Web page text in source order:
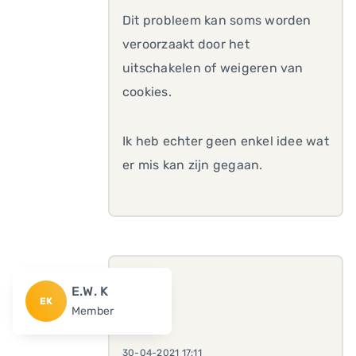
Dit probleem kan soms worden
veroorzaakt door het
uitschakelen of weigeren van
cookies.
Ik heb echter geen enkel idee wat
er mis kan zijn gegaan.
EK
E.W. K
Member
30-04-2021 17:11